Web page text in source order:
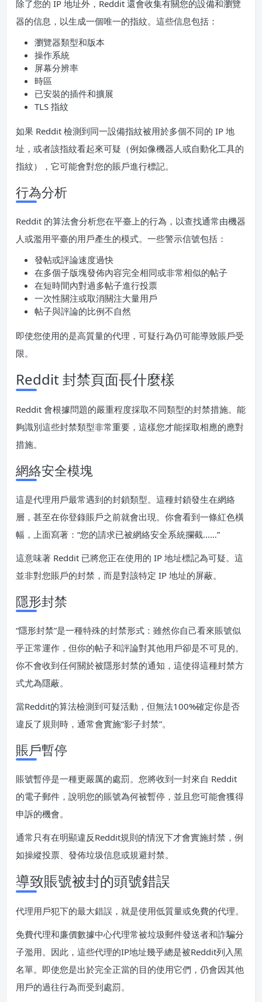
除了您的 IP 地址外，Reddit 還會收集有關您的設備和瀏覽
器的信息，以生成一個唯一的指紋。這些信息包括：
瀏覽器類型和版本
操作系統
屏幕分辨率
時區
已安裝的插件和擴展
TLS 指紋
如果 Reddit 檢測到同一設備指紋被用於多個不同的 IP 地
址，或者該指紋看起來可疑（例如像機器人或自動化工具的
指紋），它可能會對您的賬戶進行標記。
行為分析
Reddit 的算法會分析您在平臺上的行為，以查找通常由機器
人或濫用平臺的用戶產生的模式。一些警示信號包括：
發帖或評論速度過快
在多個子版塊發佈內容完全相同或非常相似的帖子
在短時間內對過多帖子進行投票
一次性關注或取消關注大量用戶
帖子與評論的比例不自然
即使您使用的是高質量的代理，可疑行為仍可能導致賬戶受
限。
Reddit 封禁頁面長什麼樣
Reddit 會根據問題的嚴重程度採取不同類型的封禁措施。能
夠識別這些封禁類型非常重要，這樣您才能採取相應的應對
措施。
網絡安全模塊
這是代理用戶最常遇到的封鎖類型。這種封鎖發生在網絡
層，甚至在你登錄賬戶之前就會出現。你會看到一條紅色橫
幅，上面寫著：“您的請求已被網絡安全系統攔截……”
這意味著 Reddit 已將您正在使用的 IP 地址標記為可疑。這
並非對您賬戶的封禁，而是對該特定 IP 地址的屏蔽。
隱形封禁
“隱形封禁”是一種特殊的封禁形式：雖然你自己看來賬號似
乎正常運作，但你的帖子和評論對其他用戶卻是不可見的。
你不會收到任何關於被隱形封禁的通知，這使得這種封禁方
式尤為隱蔽。
當Reddit的算法檢測到可疑活動，但無法100%確定你是否
違反了規則時，通常會實施“影子封禁”。
賬戶暫停
賬號暫停是一種更嚴厲的處罰。您將收到一封來自 Reddit
的電子郵件，說明您的賬號為何被暫停，並且您可能會獲得
申訴的機會。
通常只有在明顯違反Reddit規則的情況下才會實施封禁，例
如操縱投票、發佈垃圾信息或規避封禁。
導致賬號被封的頭號錯誤
代理用戶犯下的最大錯誤，就是使用低質量或免費的代理。
免費代理和廉價數據中心代理常被垃圾郵件發送者和詐騙分
子濫用。因此，這些代理的IP地址幾乎總是被Reddit列入黑
名單。即使您是出於完全正當的目的使用它們，仍會因其他
用戶的過往行為而受到處罰。